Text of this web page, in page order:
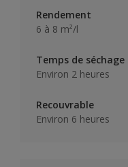
Rendement
6 à 8 m²/l
Temps de séchage
Environ 2 heures
Recouvrable
Environ 6 heures